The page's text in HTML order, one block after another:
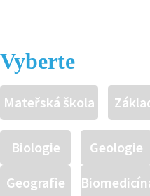
Vyberte
Mateřská škola
Biologie Geologie
Geografie